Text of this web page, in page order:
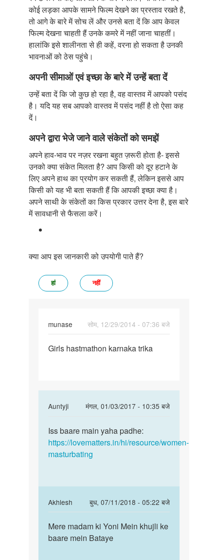
कोई लड़का आपके सामने फिल्म देखने का प्रस्ताव रखते है,
तो आगे के बारे में सोच लें और उनसे बता दें कि आप केवल
फिल्म देखना चाहती हैं उनके कमरे में नहीं जाना चाहतीं।
हालांकि इसे शालीनता से ही कहें, वरना हो सकता है उनकी
भावनाओं को ठेस पहुंचे।
अपनी सीमाओं एवं इच्छा के बारे में उन्हें बता दें
उन्हें बता दें कि जो कुछ हो रहा है, वह वास्तव में आपको पसंद
है। यदि यह सब आपको वास्तव में पसंद नहीं है तो ऐसा कह
दें।
अपने द्वारा भेजे जाने वाले संकेतों को समझें
अपने हाव-भाव पर नज़र रखना बहुत ज़रूरी होता है- इससे
उनको क्या संकेत मिलता है? आप किसी को दूर हटाने के
लिए अपने हाथ का प्रयोग कर सकती हैं, लेकिन इससे आप
किसी को यह भी बता सकती हैं कि आपकी इच्छा क्या है।
अपने साथी के संकेतों का किस प्रकार उत्तर देना है, इस बारे
में सावधानी से फैसला करें।
क्या आप इस जानकारी को उपयोगी पाते हैं?
हां नहीं
munase
सोम, 12/29/2014 - 07:36 बजे
Girls
Girls hastmathon karnaka trika
Auntyji
मंगल, 01/03/2017 - 10:35 बजे
In
to
Girls
hastmathon
munase
Iss
baare
main
Iss baare main yaha padhe:
https://lovematters.in/hi/resource/women-
masturbating
Akhlesh
बुध, 07/11/2018 - 05:22 बजे
reply
to
Iss
Mere
madam
Mere madam ki Yoni Mein khujli ke
baare mein Bataye